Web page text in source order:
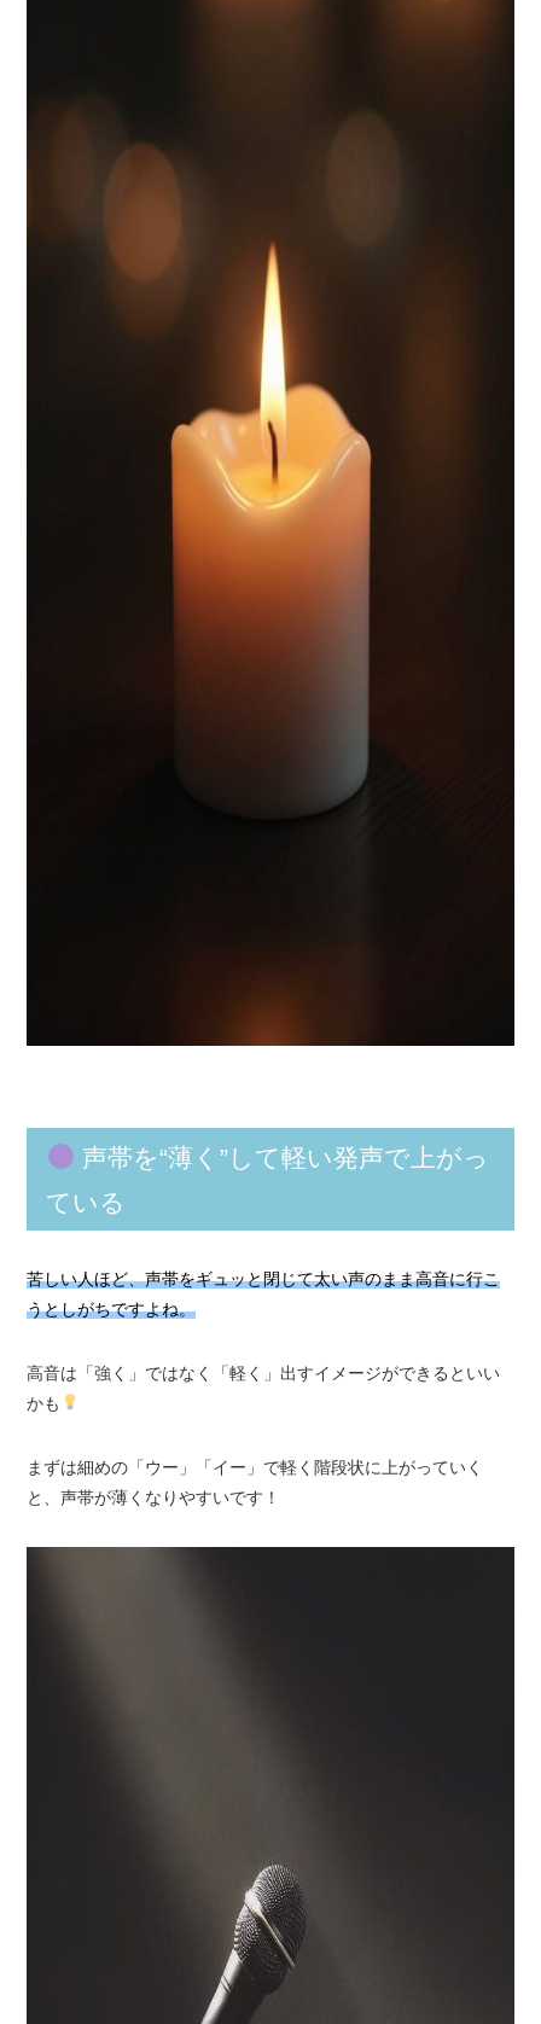
声帯を“薄く”して軽い発声で上がっ
ている
苦しい人ほど、声帯をギュッと閉じて太い声のまま高音に行こ
うとしがちですよね。
高音は「強く」ではなく「軽く」出すイメージができるといい
かも
まずは細めの「ウー」「イー」で軽く階段状に上がっていく
と、声帯が薄くなりやすいです！